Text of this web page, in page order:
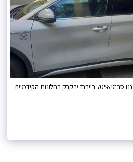
BYD ציפוי חלונות כהים - ציפוי ננו סרמי 70% רייבנד ירקרק בחלונות הקידמיים